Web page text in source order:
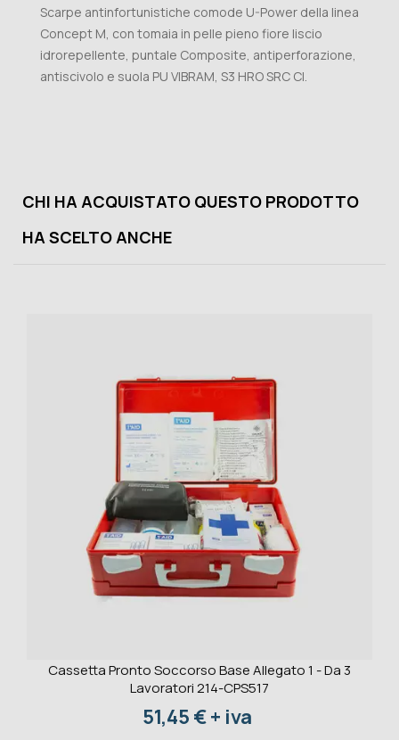
Scarpe antinfortunistiche comode U-Power della linea
Concept M, con tomaia in pelle pieno fiore liscio
idrorepellente, puntale Composite, antiperforazione,
antiscivolo e suola PU VIBRAM, S3 HRO SRC CI.
CHI HA ACQUISTATO QUESTO PRODOTTO
HA SCELTO ANCHE
Cassetta Pronto Soccorso Base Allegato 1 - Da 3
Lavoratori 214-CPS517
Prezzo
51,45 € + iva